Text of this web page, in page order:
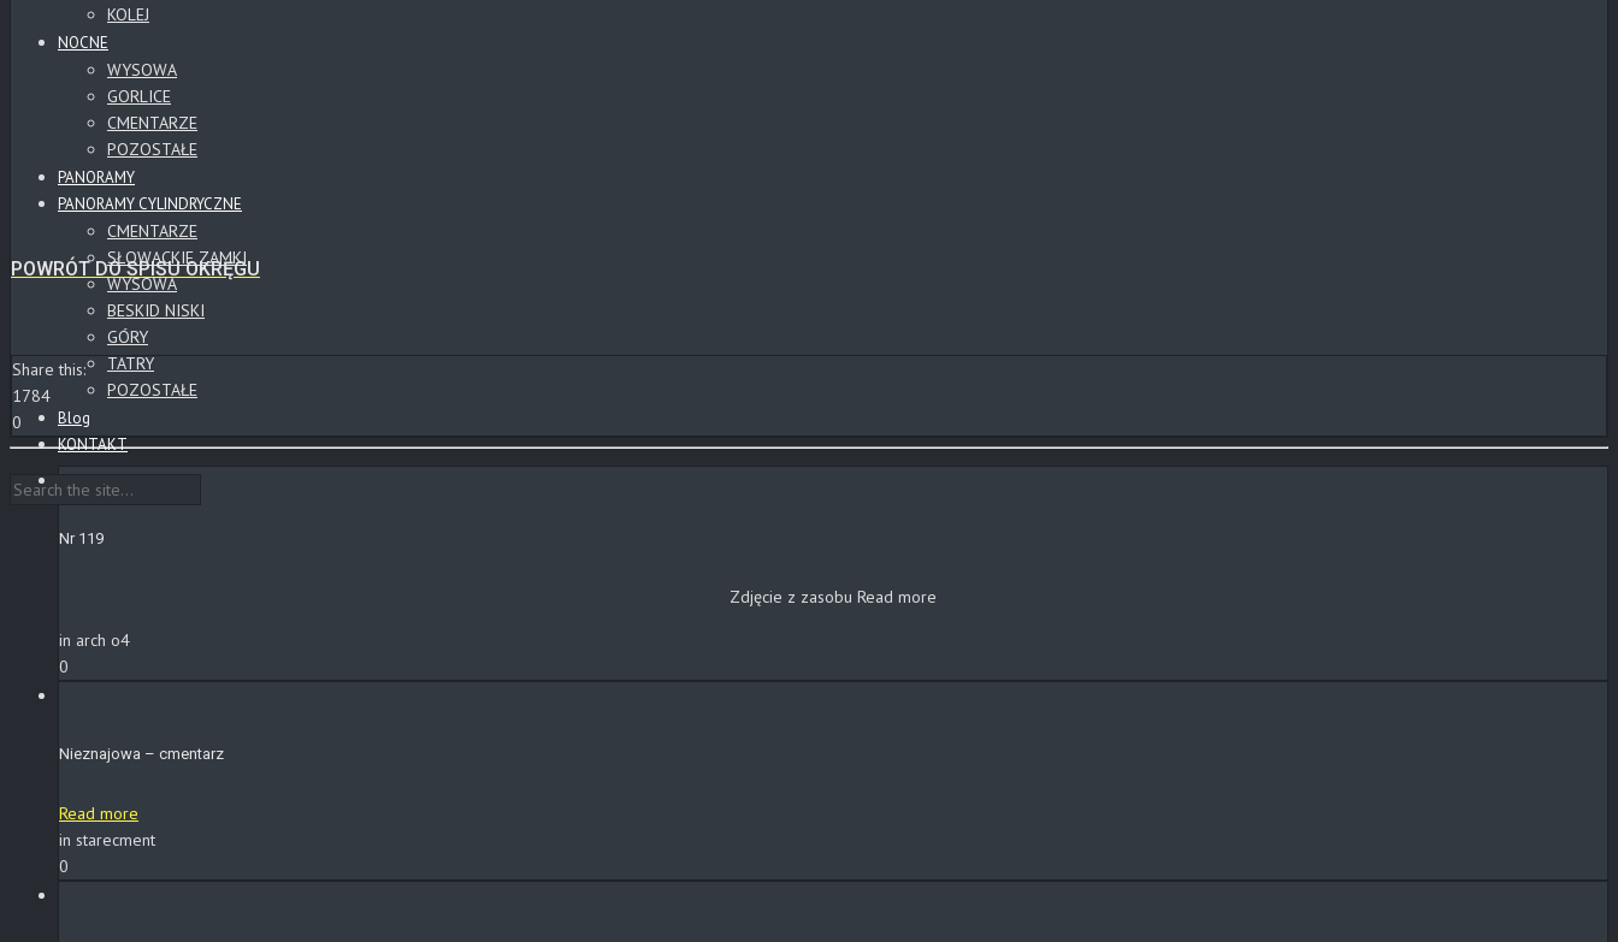
KOLEJ
NOCNE
WYSOWA
GORLICE
CMENTARZE
POZOSTAŁE
PANORAMY
PANORAMY CYLINDRYCZNE
CMENTARZE
SŁOWACKIE ZAMKI
WYSOWA
BESKID NISKI
GÓRY
TATRY
POZOSTAŁE
Blog
KONTAKT
POWRÓT DO SPISU OKRĘGU
Share this:
1784
0
Nr 119
Zdjęcie z zasobu Read more
in arch o4
0
Nieznajowa – cmentarz
Read more
in starecment
0